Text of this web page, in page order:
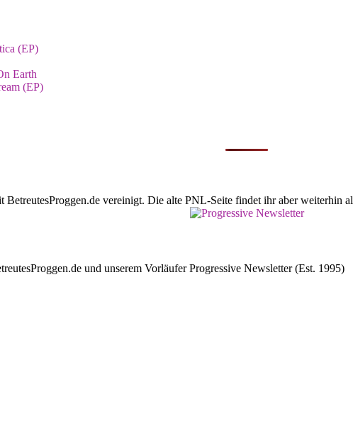
(EP)
Earth
(EP)
BetreutesProggen.de vereinigt. Die alte PNL-Seite findet ihr aber weiterhin
und unserem Vorläufer Progressive Newsletter (Est. 1995)